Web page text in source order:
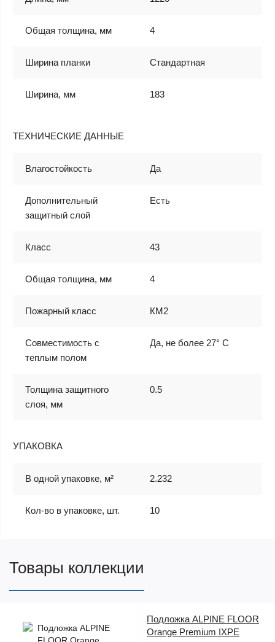
Общая толщина, мм 4
Ширина планки Стандартная
Ширина, мм 183
ТЕХНИЧЕСКИЕ ДАННЫЕ
Влагостойкость Да
Дополнительный
защитный слой
Есть
Класс 43
Общая толщина, мм 4
Пожарный класс КМ2
Совместимость с
теплым полом
Да, не более 27° С
Толщина защитного
слоя, мм
0.5
УПАКОВКА
В одной упаковке, м² 2.232
Кол-во в упаковке, шт. 10
Товары коллекции
Подложка ALPINE FLOOR
Orange Premium IXPE